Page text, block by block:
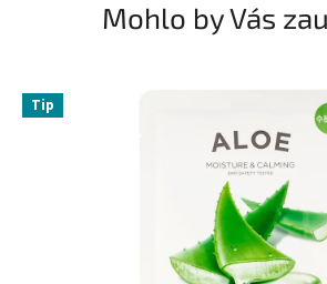
Mohlo by Vás
Tip